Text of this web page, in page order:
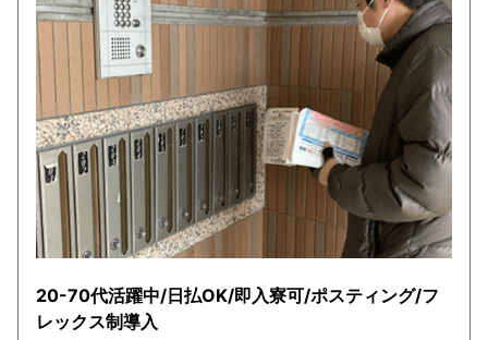
20-70代活躍中/日払OK/即入寮可/ポスティング/フ
レックス制導入